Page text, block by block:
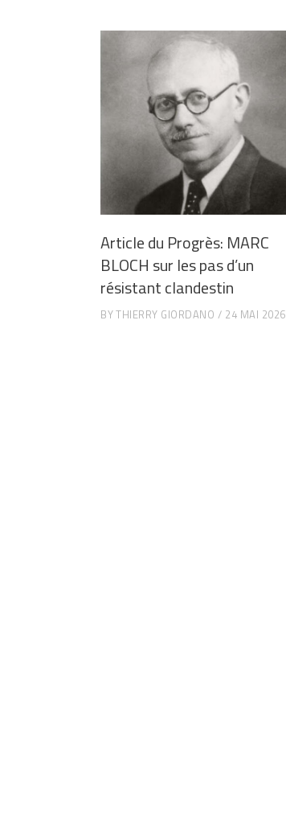
Article du Progrès: MARC
BLOCH sur les pas d’un
résistant clandestin
BYTHIERRY GIORDANO 24 MAI 2026